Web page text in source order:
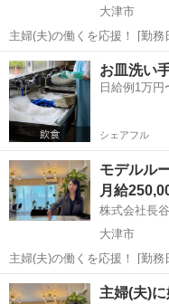
大津市
主婦(夫)の働くを応援！ [勤務日数]： 週5日~ 09:30~18:00 [勤務地・最
寄駅]： 滋賀県大津市相模町
滋賀 大津市 営業
お皿洗い
日給例1万
シェアフル
モデルル
月給
株式会社長
大津市
主婦(夫)の働くを応援！ [勤務日数]： 週5日~ 09:30~18:00 [勤務地・最
寄駅]： 滋賀県大津市におの
滋賀 大津市 営業
主婦(夫)